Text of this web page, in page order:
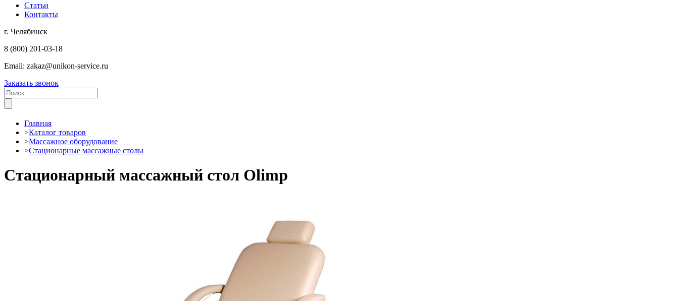
Статьи
Контакты
г. Челябинск
8 (800) 201-03-18
Email: zakaz@unikon-service.ru
Заказать звонок
Главная
>Каталог товаров
>Массажное оборудование
>Стационарные массажные столы
Стационарный массажный стол Olimp